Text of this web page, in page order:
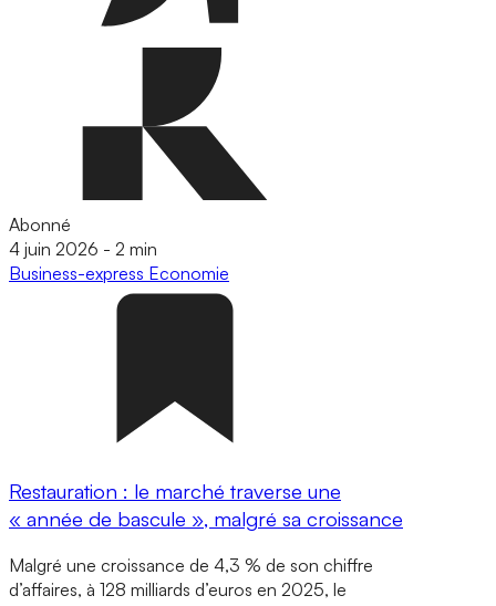
Abonné
4 juin 2026 - 2 min
Business-express Economie
Restauration : le marché traverse une
« année de bascule », malgré sa croissance
Malgré une croissance de 4,3 % de son chiffre
d’affaires, à 128 milliards d’euros en 2025, le